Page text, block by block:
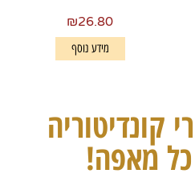
₪26.80
מידע נוסף
קונדיטוריה
כל מאפה!